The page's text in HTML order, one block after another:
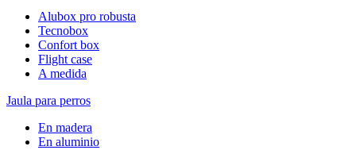
Alubox pro robusta
Tecnobox
Confort box
Flight case
A medida
Jaula para perros
En madera
En aluminio